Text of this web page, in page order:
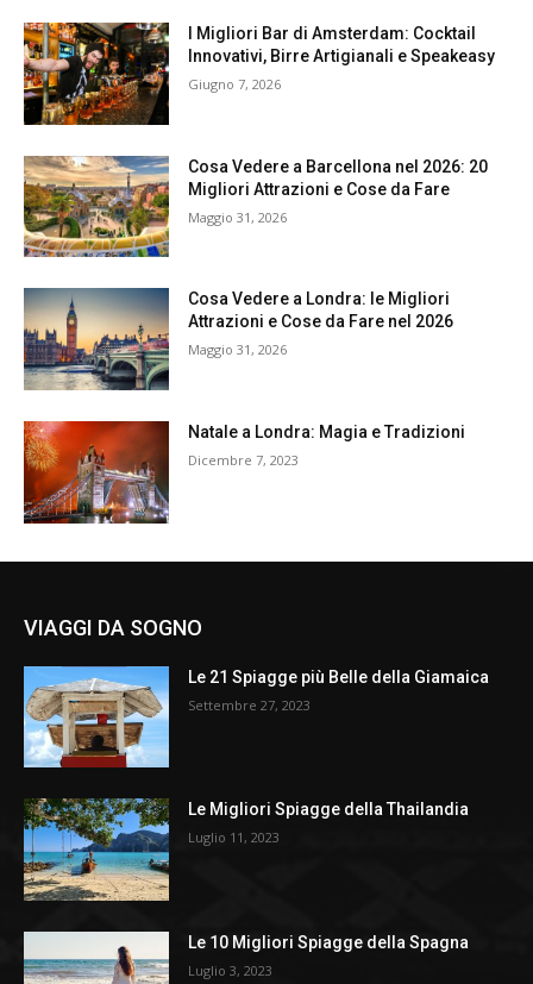
I Migliori Bar di Amsterdam: Cocktail
Innovativi, Birre Artigianali e Speakeasy
Giugno 7, 2026
Cosa Vedere a Barcellona nel 2026: 20
Migliori Attrazioni e Cose da Fare
Maggio 31, 2026
Cosa Vedere a Londra: le Migliori
Attrazioni e Cose da Fare nel 2026
Maggio 31, 2026
Natale a Londra: Magia e Tradizioni
Dicembre 7, 2023
VIAGGI DA SOGNO
Le 21 Spiagge più Belle della Giamaica
Settembre 27, 2023
Le Migliori Spiagge della Thailandia
Luglio 11, 2023
Le 10 Migliori Spiagge della Spagna
Luglio 3, 2023